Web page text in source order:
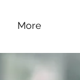
More